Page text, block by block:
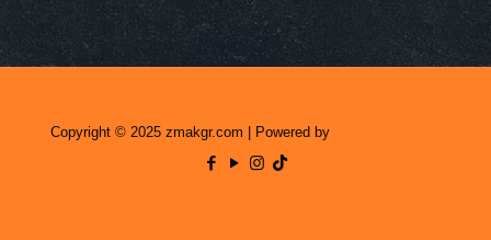
Copyright © 2025 zmakgr.com | Powered by